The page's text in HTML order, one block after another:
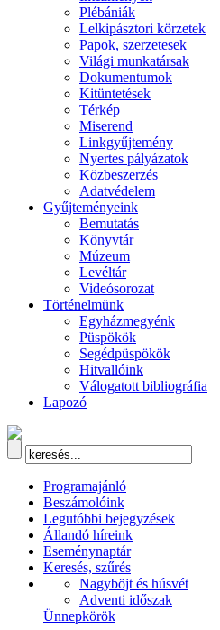
Plébániák
Lelkipásztori körzetek
Papok, szerzetesek
Világi munkatársak
Dokumentumok
Kitüntetések
Térkép
Miserend
Linkgyűjtemény
Nyertes pályázatok
Közbeszerzés
Adatvédelem
Gyűjteményeink
Bemutatás
Könyvtár
Múzeum
Levéltár
Videósorozat
Történelmünk
Egyházmegyénk
Püspökök
Segédpüspökök
Hitvallóink
Válogatott bibliográfia
Lapozó
Programajánló
Beszámolóink
Legutóbbi bejegyzések
Állandó híreink
Eseménynaptár
Keresés, szűrés
Nagyböjt és húsvét
Adventi időszak
Ünnepkörök